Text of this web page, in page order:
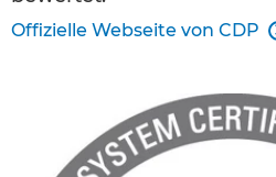
Offizielle Webseite von CDP